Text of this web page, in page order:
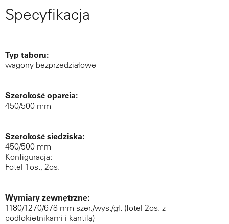
Specyfikacja
Typ taboru:
wagony bezprzedziałowe
Szerokość oparcia:
450/500 mm
Szerokość siedziska:
450/500 mm
Konfiguracja:
Fotel 1os., 2os.
Wymiary zewnętrzne:
1180/1270/678 mm szer./wys./gł. (fotel 2os. z
podłokietnikami i kantilą)